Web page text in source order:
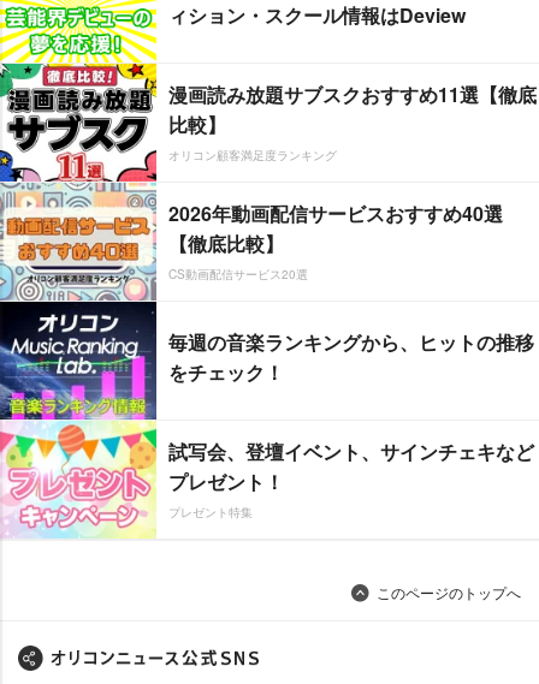
ィション・スクール情報はDeview
漫画読み放題サブスクおすすめ11選【徹底
比較】
オリコン顧客満足度ランキング
2026年動画配信サービスおすすめ40選
【徹底比較】
CS動画配信サービス20選
毎週の音楽ランキングから、ヒットの推移
をチェック！
試写会、登壇イベント、サインチェキなど
プレゼント！
プレゼント特集
このページのトップへ